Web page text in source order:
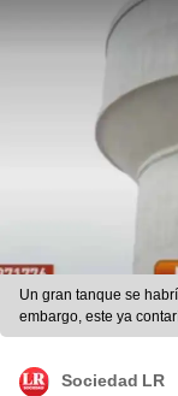
Un gran tanque se
embargo, este ya
Sociedad LR